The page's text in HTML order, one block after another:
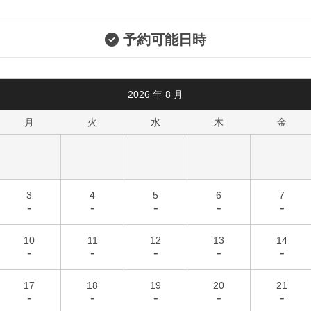
予約可能日時
2026 年 8 月
月 火 水 木 金
3
-
4
-
5
-
6
-
7
-
10
-
11
-
12
-
13
-
14
-
17
-
18
-
19
-
20
-
21
-